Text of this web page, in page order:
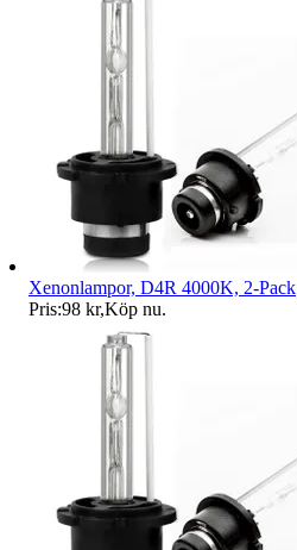
Xenonlampor, D4R 4000K, 2-Pack
Pris:98 kr,Köp nu.